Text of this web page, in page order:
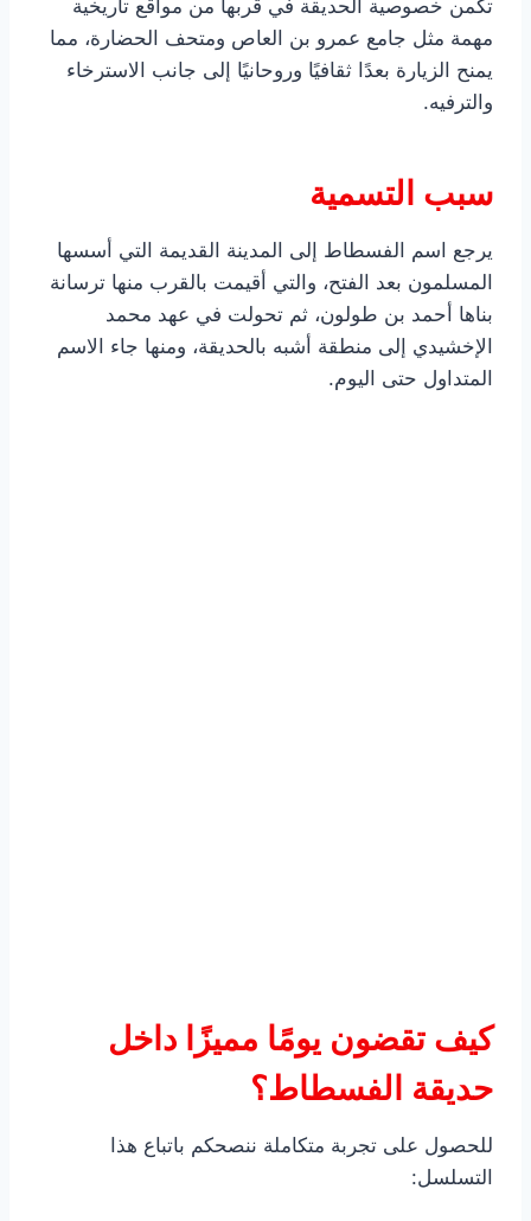
تكمن خصوصية الحديقة في قربها من مواقع تاريخية
مهمة مثل جامع عمرو بن العاص ومتحف الحضارة، مما
يمنح الزيارة بعدًا ثقافيًا وروحانيًا إلى جانب الاسترخاء
والترفيه.
سبب التسمية
يرجع اسم الفسطاط إلى المدينة القديمة التي أسسها
المسلمون بعد الفتح، والتي أقيمت بالقرب منها ترسانة
بناها أحمد بن طولون، ثم تحولت في عهد محمد
الإخشيدي إلى منطقة أشبه بالحديقة، ومنها جاء الاسم
المتداول حتى اليوم.
كيف تقضون يومًا مميزًا داخل
حديقة الفسطاط؟
للحصول على تجربة متكاملة ننصحكم باتباع هذا
التسلسل: